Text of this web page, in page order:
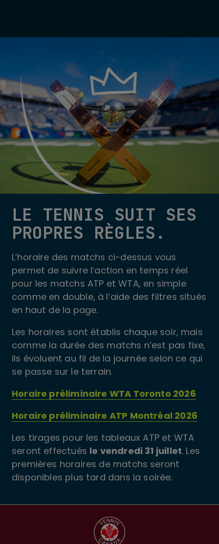
LE TENNIS SUIT SES
PROPRES RÈGLES.
L’horaire des matchs ci-dessus vous
permet de suivre l’action en temps réel
pour les matchs ATP et WTA, en simple
comme en double, à l’aide des filtres situés
en haut de la page.
Les horaires sont établis chaque soir, mais
comme la durée des matchs n’est pas fixe,
ils évoluent au fil de la journée selon ce qui
se passe sur le terrain.
Horaire préliminaire WTA Toronto 2026
Horaire préliminaire ATP Montréal 2026
Les tirages pour les tableaux ATP et WTA
seront effectués le vendredi 31 juillet. Les
premières horaires de matchs seront
disponibles plus tard dans la soirée.